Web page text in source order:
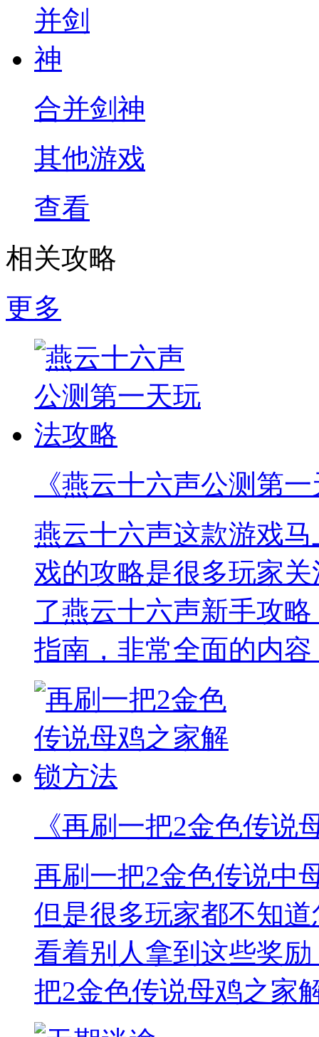
合并剑神
其他游戏
查看
相关攻略
更多
《燕云十六声公测第
燕云十六声这款游戏
戏的攻略是很多玩家
了燕云十六声新手攻
指南，非常全面的内
《再刷一把2金色传说
再刷一把2金色传说中
但是很多玩家都不知
看着别人拿到这些奖
把2金色传说母鸡之家